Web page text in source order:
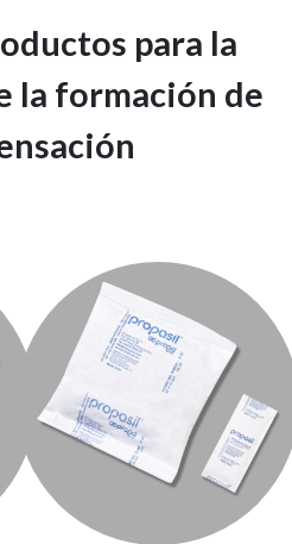
para la
la formación de